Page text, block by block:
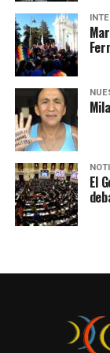
Una de las
realizado
levantamientos
fallecidos y
El